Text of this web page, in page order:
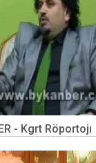
- Kgrt Röportojı